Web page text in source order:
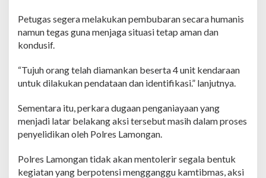
Petugas segera melakukan pembubaran secara humanis
namun tegas guna menjaga situasi tetap aman dan
kondusif.
“Tujuh orang telah diamankan beserta 4 unit kendaraan
untuk dilakukan pendataan dan identifikasi.” lanjutnya.
Sementara itu, perkara dugaan penganiayaan yang
menjadi latar belakang aksi tersebut masih dalam proses
penyelidikan oleh Polres Lamongan.
Polres Lamongan tidak akan mentolerir segala bentuk
kegiatan yang berpotensi mengganggu kamtibmas, aksi